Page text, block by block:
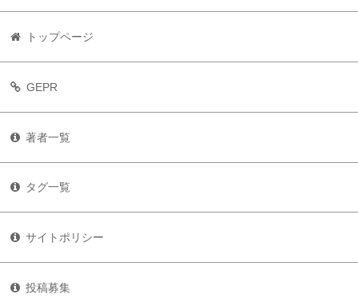
トップページ
GEPR
著者一覧
タグ一覧
サイトポリシー
投稿募集